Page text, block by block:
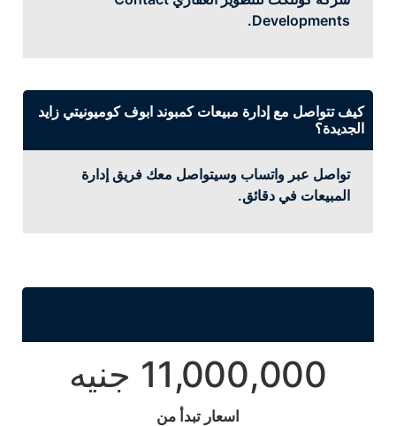
Developments.
كيف تتواصل مع إدارة مبيعات كمبوند ابوف كوميونيتي زايد
الجديدة؟
تواصل عبر واتساب وسيتواصل معك فريق إدارة
المبيعات في دقائق.
11,000,000 جنيه
اسعار تبدأ من